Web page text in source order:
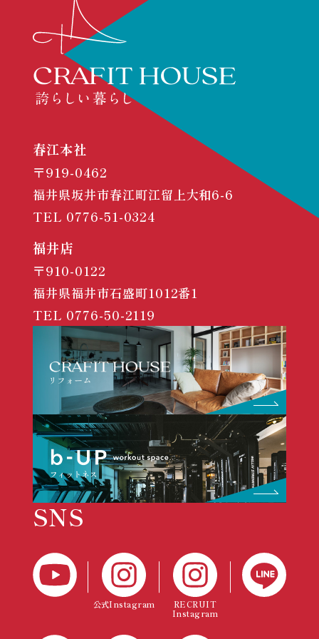
春江本社
〒919-0462
福井県坂井市春江町江留上大和6-6
TEL 0776-51-0324
福井店
〒910-0122
福井県福井市石盛町1012番1
TEL 0776-50-2119
SNS
公式Instagram
RECRUIT
Instagram